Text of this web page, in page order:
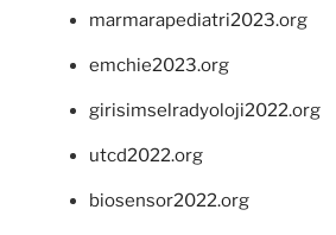
marmarapediatri2023.org
emchie2023.org
girisimselradyoloji2022.org
utcd2022.org
biosensor2022.org